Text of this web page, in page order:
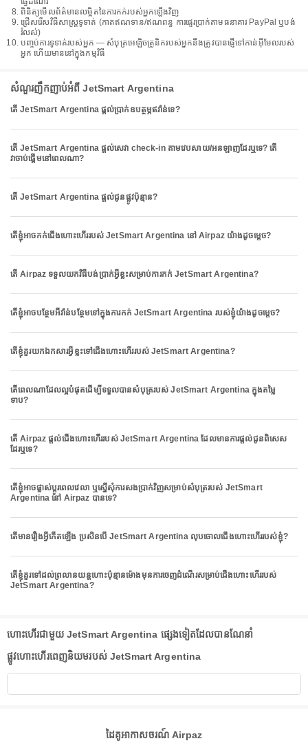
ពិនិត្យមើលព័ត៌មានលម្អិតនៃការកក់របស់អ្នកឡើងវិញ
ជ្រើសរើសវិធីសាស្រ្តទូទាត់ (កាតឥណទាន/ឥណពន្ធ ការផ្ទេរប្រាក់តាមធនាគារ PayPal ឬបង់
រំលស់)
បញ្ចប់ការទូទាត់របស់អ្នក — សំបុត្រអេឡិចត្រូនិករបស់អ្នកនឹងត្រូវបានផ្ញើទៅកាន់អ៊ីមែលរបស់
អ្នក ហើយមាននៅក្នុងកម្មវិធី
សំណួរញឹកញាប់អំពី JetSmart Argentina
តើ JetSmart Argentina ផ្តល់ប្រាក់ឧបត្ថម្ភឥវ៉ាន់ទេ?
តើ JetSmart Argentina ផ្តល់សេវា check-in តាមវេបសាយ/អនឡាញដែរឬទេ? តើ
វាចាប់ផ្តើមនៅពេលណា?
តើ JetSmart Argentina ផ្តល់ជូនផ្លូវប៉ុន្មាន?
តើខ្ញុំអាចកក់ជើងហោះហើររបស់ JetSmart Argentina នៅ Airpaz យ៉ាងដូចម្តេច?
តើ Airpaz ទទួលយកវិធីបង់ប្រាក់អ្វីខ្លះសម្រាប់ការកក់ JetSmart Argentina?
តើខ្ញុំអាចបន្ថែមអីវ៉ាន់បន្ថែមទៅក្នុងការកក់ JetSmart Argentina របស់ខ្ញុំយ៉ាងដូចម្តេច?
តើខ្ញុំគួរយកឯកសារអ្វីខ្លះទៅជើងហោះហើររបស់ JetSmart Argentina?
តើពេលណាដែលល្អបំផុតដើម្បីទទួលបានសំបុត្ររបស់ JetSmart Argentina ក្នុងតម្លៃ
ទាប?
តើ Airpaz ផ្តល់ជើងហោះហើររបស់ JetSmart Argentina ដែលមានការផ្តល់ជូនពិសេស
ដែរឬទេ?
តើខ្ញុំអាចផ្លាស់ប្តូរពេលវេលា ឬស្នើសុំការសងប្រាក់វិញសម្រាប់សំបុត្ររបស់ JetSmart
Argentina នៅ Airpaz បានទេ?
តើមានរឿងអ្វីកើតឡើង ប្រសិនបើ JetSmart Argentina លុបចោលជើងហោះហើររបស់ខ្ញុំ?
តើខ្ញុំគួរទៅដល់ព្រលានយន្តហោះប៉ុន្មានម៉ោងមុនការចេញដំណើរសម្រាប់ជើងហោះហើររបស់
JetSmart Argentina?
ហោះហើរជាមួយ JetSmart Argentina ផ្សេងទៀតដែលបានណែនាំ
ផ្លូវហោះហើរពេញនិយមរបស់ JetSmart Argentina
ដៃគូអាកាសចរណ៍ Airpaz